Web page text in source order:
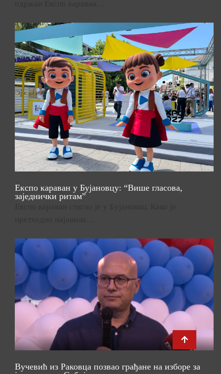
Експо караван у Бујановцу: “Више гласова,
заједнички ритам”
Вучевић из Раковца позвао грађане на изборе за